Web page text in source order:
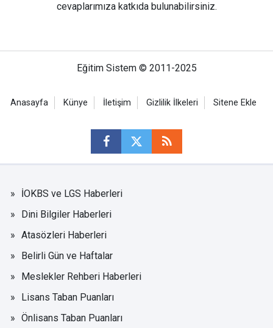
cevaplarımıza katkıda bulunabilirsiniz.
Eğitim Sistem © 2011-2025
Anasayfa Künye İletişim Gizlilik İlkeleri Sitene Ekle
İOKBS ve LGS Haberleri
Dini Bilgiler Haberleri
Atasözleri Haberleri
Belirli Gün ve Haftalar
Meslekler Rehberi Haberleri
Lisans Taban Puanları
Önlisans Taban Puanları